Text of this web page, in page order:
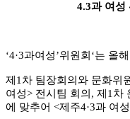
4.3과 여성
‘4·3과여성’위원회 ‘는 올
제 1차 팀장회의와 문화위
여성> 전시팀 회의 , 제 1차
에 맞추어 <제주4·3과 여성